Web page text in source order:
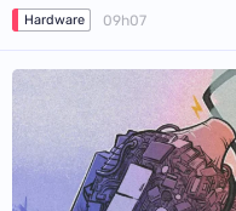
Hardware 09h07